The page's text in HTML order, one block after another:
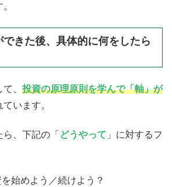
きた後、具体的に何をしたら
、 投資の原理原則を学んで「軸」が
います。
、下記の「 どうやって 」に対するフ
始めよう／続けよう？